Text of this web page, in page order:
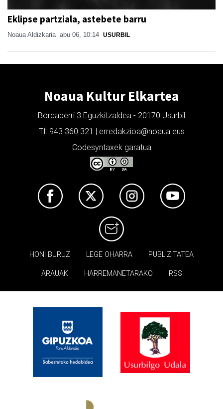
Eklipse partziala, astebete barru
Noaua Aldizkaria abu 06, 10:14 USURBIL
Noaua Kultur Elkartea
Bordaberri 3 Eguzkitzaldea - 20170 Usurbil
Tf: 943 360 321 | erredakzioa@noaua.eus
Codesyntaxek garatua
HONI BURUZ LEGE OHARRA PUBLIZITATEA
ARAUAK HARREMANETARAKO RSS